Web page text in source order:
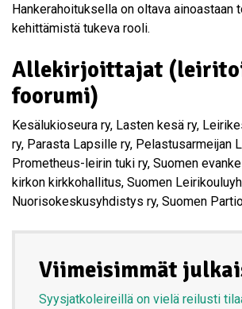
Hankerahoituksella on oltava ainoastaan
kehittämistä tukeva rooli.
Allekirjoittajat
foorumi)
Kesälukioseura ry, Lasten kesä ry,
ry, Parasta Lapsille ry, Pelastusarmeijan
Prometheus-leirin tuki ry, Suomen
kirkon kirkkohallitus, Suomen
Nuorisokeskusyhdistys ry, Suomen
Viimeisimmät
Syysjatkoleireillä on vielä reilusti